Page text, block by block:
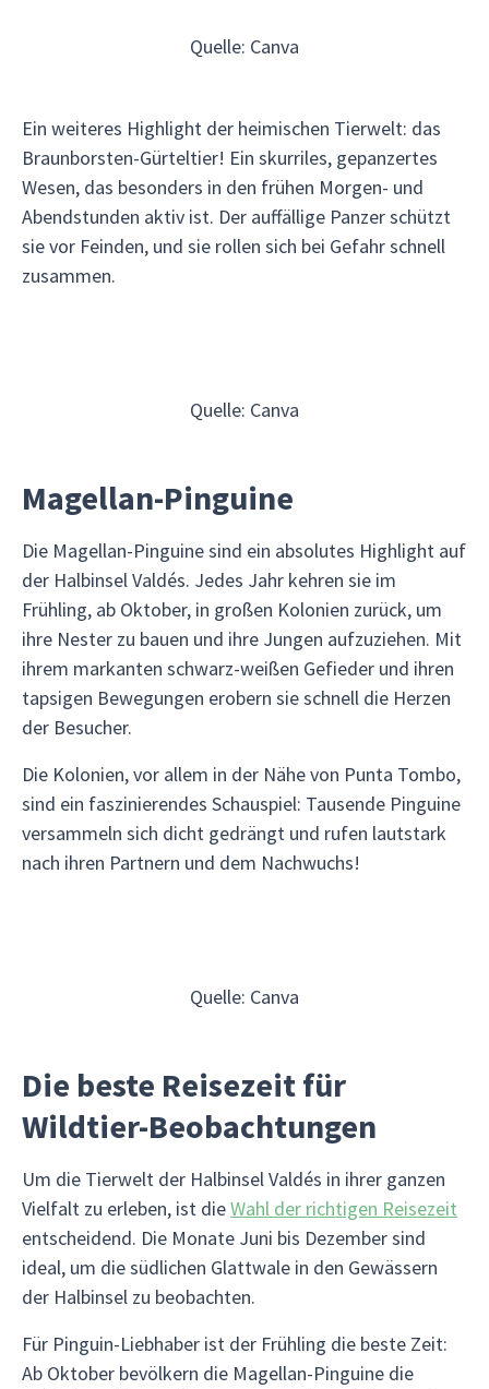
Quelle: Canva
Ein weiteres Highlight der heimischen Tierwelt: das
Braunborsten-Gürteltier! Ein skurriles, gepanzertes
Wesen, das besonders in den frühen Morgen- und
Abendstunden aktiv ist. Der auffällige Panzer schützt
sie vor Feinden, und sie rollen sich bei Gefahr schnell
zusammen.
Quelle: Canva
Magellan-Pinguine
Die Magellan-Pinguine sind ein absolutes Highlight auf
der Halbinsel Valdés. Jedes Jahr kehren sie im
Frühling, ab Oktober, in großen Kolonien zurück, um
ihre Nester zu bauen und ihre Jungen aufzuziehen. Mit
ihrem markanten schwarz-weißen Gefieder und ihren
tapsigen Bewegungen erobern sie schnell die Herzen
der Besucher.
Die Kolonien, vor allem in der Nähe von Punta Tombo,
sind ein faszinierendes Schauspiel: Tausende Pinguine
versammeln sich dicht gedrängt und rufen lautstark
nach ihren Partnern und dem Nachwuchs!
Quelle: Canva
Die beste Reisezeit für
Wildtier-Beobachtungen
Um die Tierwelt der Halbinsel Valdés in ihrer ganzen
Vielfalt zu erleben, ist dieWahl der richtigen Reisezeit
entscheidend. Die Monate Juni bis Dezember sind
ideal, um die südlichen Glattwale in den Gewässern
der Halbinsel zu beobachten.
Für Pinguin-Liebhaber ist der Frühling die beste Zeit:
Ab Oktober bevölkern die Magellan-Pinguine die